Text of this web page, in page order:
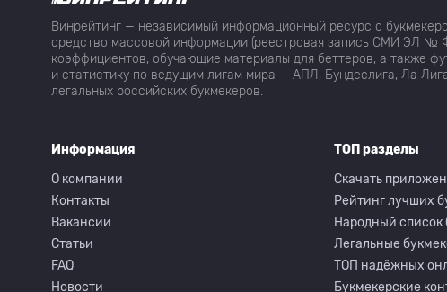
Винрейтинг — независимый информационный ресурс о
средство массовой информации (реестровая запись СМИ ЭЛ №
коэффициентов, обучающие материалы для беттеров, а также
и статистику по ведущим лигам мира — АПЛ, Бундеслига, Ла
легальных российских букмекеров.
Информация
О компании
Контакты
Вакансии
Статьи
FAQ
Новости
ТОП разделы
Скачать
Рейтинг лучших
Народный список
Легальные
ТОП надёжных
Букмекерские